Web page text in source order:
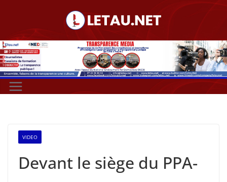
contenu
VIDEO
Devant le siège du PPA-